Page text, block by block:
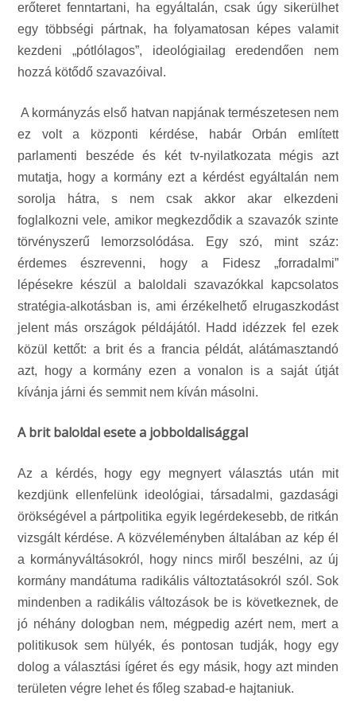
erőteret fenntartani, ha egyáltalán, csak úgy sikerülhet
egy többségi pártnak, ha folyamatosan képes valamit
kezdeni „pótlólagos”, ideológiailag eredendően nem
hozzá kötődő szavazóival.
A kormányzás első hatvan napjának természetesen nem
ez volt a központi kérdése, habár Orbán említett
parlamenti beszéde és két tv-nyilatkozata mégis azt
mutatja, hogy a kormány ezt a kérdést egyáltalán nem
sorolja hátra, s nem csak akkor akar elkezdeni
foglalkozni vele, amikor megkezdődik a szavazók szinte
törvényszerű lemorzsolódása. Egy szó, mint száz:
érdemes észrevenni, hogy a Fidesz „forradalmi”
lépésekre készül a baloldali szavazókkal kapcsolatos
stratégia-alkotásban is, ami érzékelhető elrugaszkodást
jelent más országok példájától. Hadd idézzek fel ezek
közül kettőt: a brit és a francia példát, alátámasztandó
azt, hogy a kormány ezen a vonalon is a saját útját
kívánja járni és semmit nem kíván másolni.
A brit baloldal esete a jobboldalisággal
Az a kérdés, hogy egy megnyert választás után mit
kezdjünk ellenfelünk ideológiai, társadalmi, gazdasági
örökségével a pártpolitika egyik legérdekesebb, de ritkán
vizsgált kérdése. A közvéleményben általában az kép él
a kormányváltásokról, hogy nincs miről beszélni, az új
kormány mandátuma radikális változtatásokról szól. Sok
mindenben a radikális változások be is következnek, de
jó néhány dologban nem, mégpedig azért nem, mert a
politikusok sem hülyék, és pontosan tudják, hogy egy
dolog a választási ígéret és egy másik, hogy azt minden
területen végre lehet és főleg szabad-e hajtaniuk.